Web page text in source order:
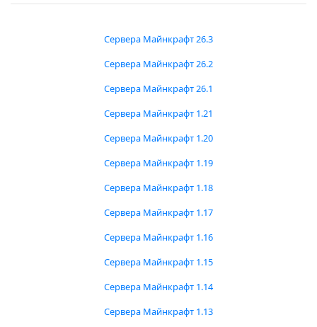
Сервера Майнкрафт 26.3
Сервера Майнкрафт 26.2
Сервера Майнкрафт 26.1
Сервера Майнкрафт 1.21
Сервера Майнкрафт 1.20
Сервера Майнкрафт 1.19
Сервера Майнкрафт 1.18
Сервера Майнкрафт 1.17
Сервера Майнкрафт 1.16
Сервера Майнкрафт 1.15
Сервера Майнкрафт 1.14
Сервера Майнкрафт 1.13